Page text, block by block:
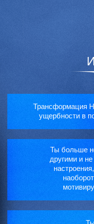
Трансформация
ущербности в
Ты больше
другими и